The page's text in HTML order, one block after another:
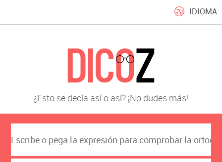
IDIOMA
¿Esto se decía así o así? ¡No dudes más!